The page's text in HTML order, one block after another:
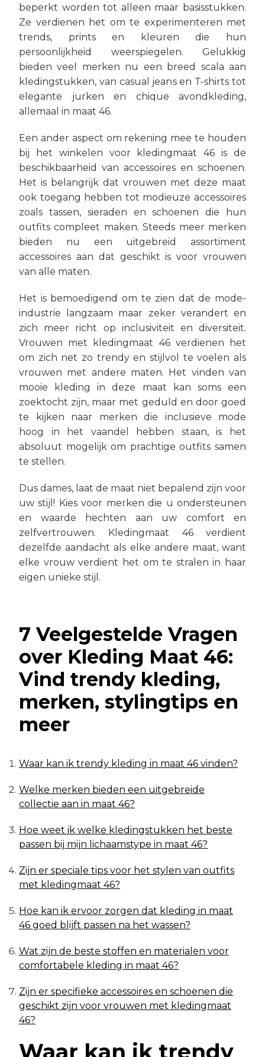
beperkt worden tot alleen maar basisstukken.
Ze verdienen het om te experimenteren met
trends, prints en kleuren die hun
persoonlijkheid weerspiegelen. Gelukkig
bieden veel merken nu een breed scala aan
kledingstukken, van casual jeans en T-shirts tot
elegante jurken en chique avondkleding,
allemaal in maat 46.
Een ander aspect om rekening mee te houden
bij het winkelen voor kledingmaat 46 is de
beschikbaarheid van accessoires en schoenen.
Het is belangrijk dat vrouwen met deze maat
ook toegang hebben tot modieuze accessoires
zoals tassen, sieraden en schoenen die hun
outfits compleet maken. Steeds meer merken
bieden nu een uitgebreid assortiment
accessoires aan dat geschikt is voor vrouwen
van alle maten.
Het is bemoedigend om te zien dat de mode-
industrie langzaam maar zeker verandert en
zich meer richt op inclusiviteit en diversiteit.
Vrouwen met kledingmaat 46 verdienen het
om zich net zo trendy en stijlvol te voelen als
vrouwen met andere maten. Het vinden van
mooie kleding in deze maat kan soms een
zoektocht zijn, maar met geduld en door goed
te kijken naar merken die inclusieve mode
hoog in het vaandel hebben staan, is het
absoluut mogelijk om prachtige outfits samen
te stellen.
Dus dames, laat de maat niet bepalend zijn voor
uw stijl! Kies voor merken die u ondersteunen
en waarde hechten aan uw comfort en
zelfvertrouwen. Kledingmaat 46 verdient
dezelfde aandacht als elke andere maat, want
elke vrouw verdient het om te stralen in haar
eigen unieke stijl.
7 Veelgestelde Vragen
over Kleding Maat 46:
Vind trendy kleding,
merken, stylingtips en
meer
Waar kan ik trendy kleding in maat 46 vinden?
Welke merken bieden een uitgebreide
collectie aan in maat 46?
Hoe weet ik welke kledingstukken het beste
passen bij mijn lichaamstype in maat 46?
Zijn er speciale tips voor het stylen van outfits
met kledingmaat 46?
Hoe kan ik ervoor zorgen dat kleding in maat
46 goed blijft passen na het wassen?
Wat zijn de beste stoffen en materialen voor
comfortabele kleding in maat 46?
Zijn er specifieke accessoires en schoenen die
geschikt zijn voor vrouwen met kledingmaat
46?
Waar kan ik trendy